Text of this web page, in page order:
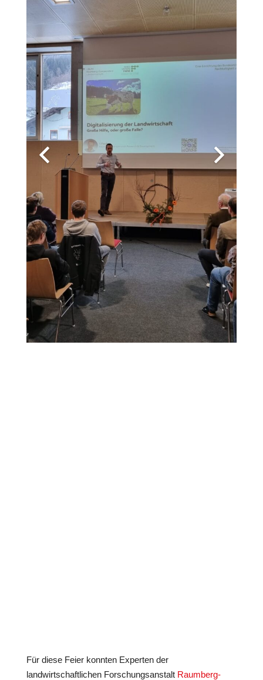
Für diese Feier konnten Experten der
landwirtschaftlichen Forschungsanstalt Raumberg-